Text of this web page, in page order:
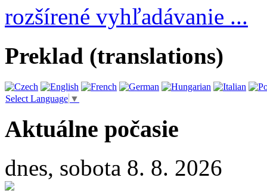
rozšírené vyhľadávanie ...
Preklad (translations)
Select Language ▼
Aktuálne počasie
dnes, sobota 8. 8. 2026